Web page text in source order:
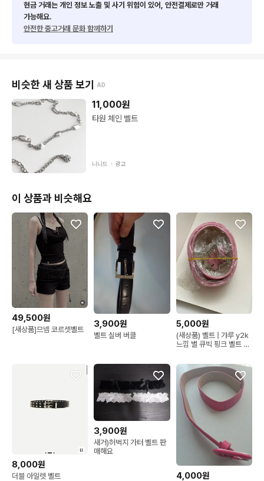
현금 거래는 개인 정보 노출 및 사기 위험이 있어, 안전결제로만 거래
가능해요.
안전한 중고거래 문화 함께하기
비슷한 새 상품 보기 AD
11,000원
타원 체인 벨트
니니드 ・ 광고
이 상품과 비슷해요
49,500원
[새상품]므넴 코르셋벨트 3,900원
벨트 실버 버클
5,000원
(새상품) 벨트 | 갸루 y2k
느낌 별 큐빅 핑크 벨트 위
8,000원
더블 아일렛 벨트
3,900원
새거)허벅지 가터 벨트 판
매해요
4,000원